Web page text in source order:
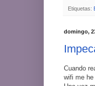
Etiquetas:
domingo,
Cuando
wifi me he